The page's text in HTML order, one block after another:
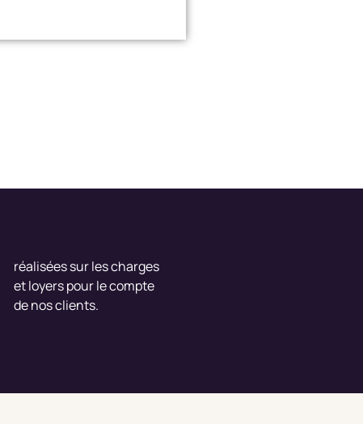
réalisées sur les charges
et loyers pour le compte
de nos clients.